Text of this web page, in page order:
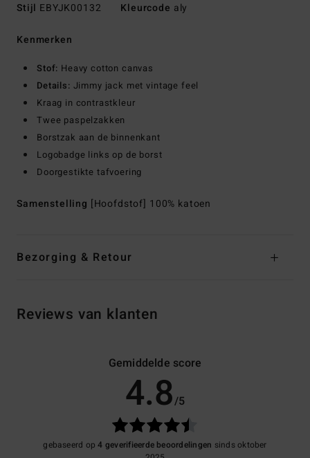
Stijl EBYJK00132 Kleurcode aly
Kenmerken
Stof: Heavy cotton canvas
Details: Jimmy jack met vintage feel
Kraag in contrastkleur
Twee paspelzakken
Borstzak aan de binnenkant
Logobadge links op de borst
Doorgestikte tafvoering
Samenstelling [Hoofdstof] 100% katoen
Bezorging & Retour
Reviews van klanten
Gemiddelde score
4.8/5
gebaseerd op4 geverifieerde beoordelingen sinds oktober